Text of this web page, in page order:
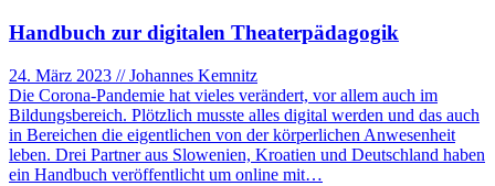
Handbuch zur digitalen Theaterpädagogik
24. März 2023 // Johannes Kemnitz
Die Corona-Pandemie hat vieles verändert, vor allem auch im
Bildungsbereich. Plötzlich musste alles digital werden und das auch
in Bereichen die eigentlichen von der körperlichen Anwesenheit
leben. Drei Partner aus Slowenien, Kroatien und Deutschland haben
ein Handbuch veröffentlicht um online mit…